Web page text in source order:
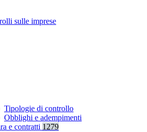
sulle imprese
Tipologie di controllo
Obblighi e adempimenti
e contratti 1279